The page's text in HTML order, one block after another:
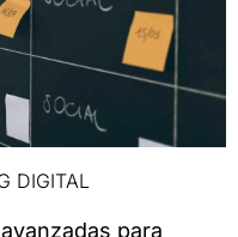
DIGITAL
para